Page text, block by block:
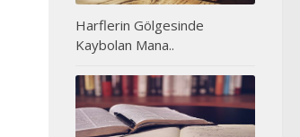
Harflerin Gölgesinde
Kaybolan Mana..